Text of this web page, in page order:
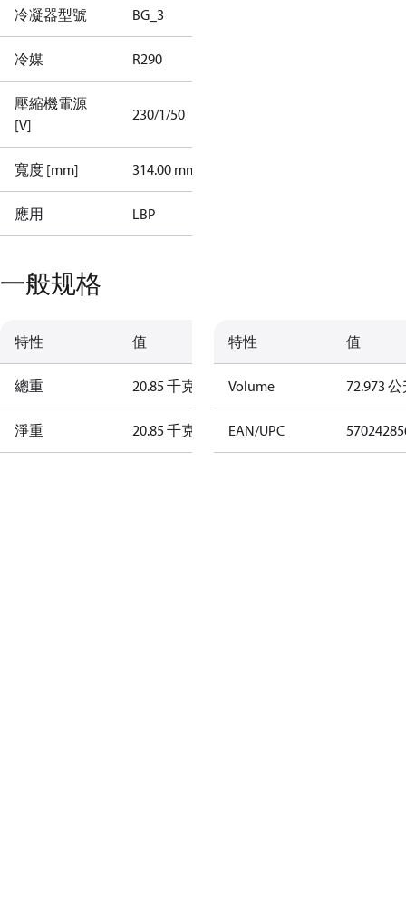
冷凝器型號 BG_3
冷媒 R290
壓縮機電源
[V]
230/1/50
寬度 [mm] 314.00 mm
應用 LBP
一般规格
特性 值
總重 20.85 千克
淨重 20.85 千克
特性 值
Volume 72.973
EAN/UPC